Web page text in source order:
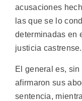
acusaciones
las que se lo
determinadas en
justicia castrense.
El general es,
afirmaron sus
sentencia,